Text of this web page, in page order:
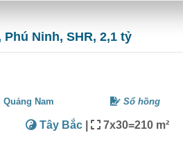
Ninh, SHR, 2,1 tỷ
Quảng Nam Sổ hồng
Tây Bắc| 7x30=210 m²